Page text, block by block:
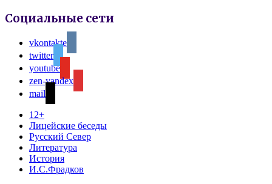
Социальные сети
vkontakte
twitter
youtube
zen-yandex
mail
12+
Лицейские беседы
Русский Север
Литература
История
И.С.Фрадков